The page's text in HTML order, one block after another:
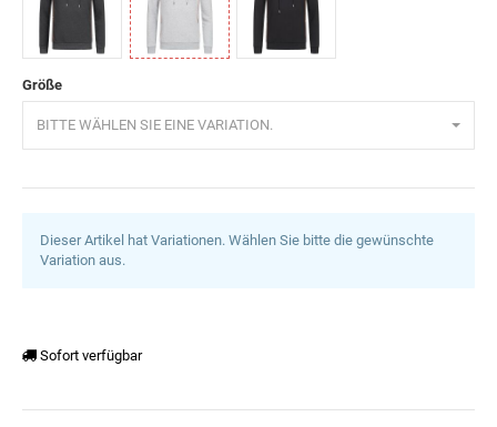
Anthrazit
Größe
BITTE WÄHLEN SIE EINE VARIATION.
Dieser Artikel hat Variationen. Wählen Sie bitte die gewünschte
Variation aus.
Sofort verfügbar